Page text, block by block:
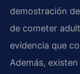
demostración
de cometer
evidencia que
Además,